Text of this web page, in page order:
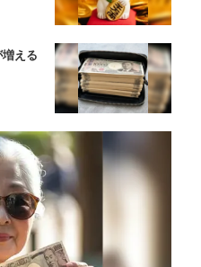
増える